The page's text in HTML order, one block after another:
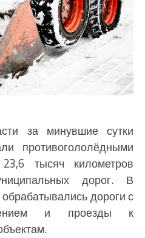
за минувшие сутки
противогололёдными
тысяч километров
дорог. В
дороги с
и проезды к